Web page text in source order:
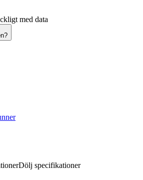
med data
Dölj specifikationer